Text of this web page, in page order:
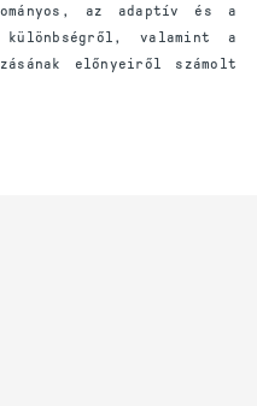
az adaptív és a
valamint a
előnyeiről számolt